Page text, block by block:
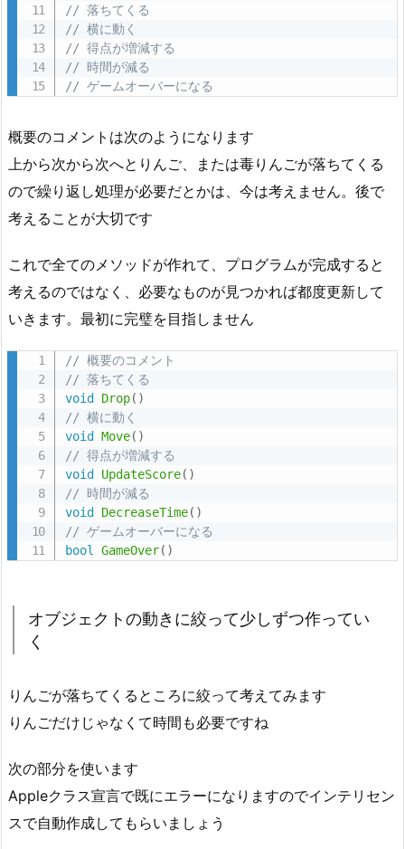
合
4.
こ
後
の
プ
ロ
ラ
ミ
ン
の
進
め
方
5.
お
ま
け
5.
像
録、
設
5.
2.
リ
// 落ちてくる
// 横に動く
// 得点が増減する
// 時間が減る
// ゲームオーバーになる
概要のコメントは次のようになります
上から次から次へとりんご、または毒りんごが落ちてくる
ので繰り返し処理が必要だとかは、今は考えません。後で
考えることが大切です
これで全てのメソッドが作れて、プログラムが完成すると
考えるのではなく、必要なものが見つかれば都度更新して
いきます。最初に完璧を目指しません
// 概要のコメント
// 落ちてくる
void
Drop( )
// 横に動く
void
Move( )
// 得点が増減する
void
UpdateScore( )
// 時間が減る
void
DecreaseTime( )
// ゲームオーバーになる
bool
GameOver( )
オブジェクトの動きに絞って少しずつ作ってい
く
りんごが落ちてくるところに絞って考えてみます
りんごだけじゃなくて時間も必要ですね
次の部分を使います
Appleクラス宣言で既にエラーになりますのでインテリセン
スで自動作成してもらいましょう